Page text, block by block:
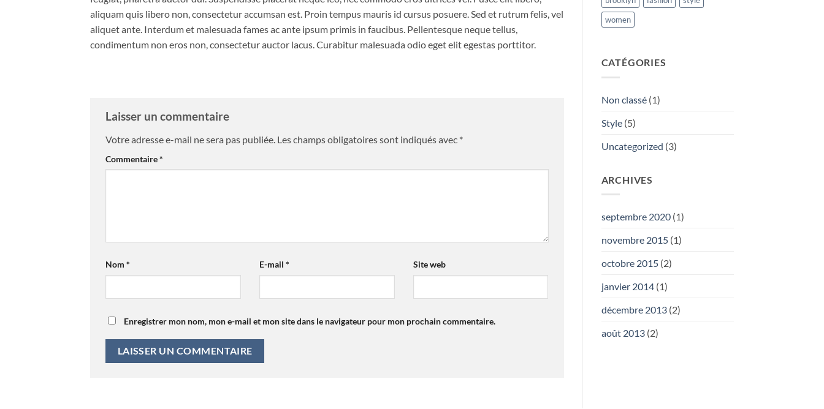
aliquam quis libero non, consectetur accumsan est. Proin tempus mauris id cursus posuere. Sed et rutrum felis, vel
aliquet ante. Interdum et malesuada fames ac ante ipsum primis in faucibus. Pellentesque neque tellus,
condimentum non eros non, consectetur auctor lacus. Curabitur malesuada odio eget elit egestas porttitor.
Laisser un commentaire
Votre adresse e-mail ne sera pas publiée. Les champs obligatoires sont indiqués avec *
Commentaire*
Nom * E-mail * Site web
Enregistrer mon nom, mon e-mail et mon site dans le navigateur pour mon prochain commentaire.
women
CATÉGORIES
Non classé(1)
Style(5)
Uncategorized (3)
ARCHIVES
septembre 2020(1)
novembre 2015(1)
octobre 2015(2)
janvier 2014(1)
décembre 2013(2)
août 2013(2)